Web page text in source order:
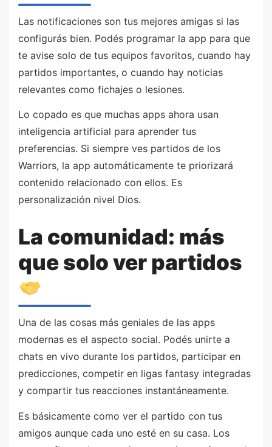
Las notificaciones son tus mejores amigas si las
configurás bien. Podés programar la app para que
te avise solo de tus equipos favoritos, cuando hay
partidos importantes, o cuando hay noticias
relevantes como fichajes o lesiones.
Lo copado es que muchas apps ahora usan
inteligencia artificial para aprender tus
preferencias. Si siempre ves partidos de los
Warriors, la app automáticamente te priorizará
contenido relacionado con ellos. Es
personalización nivel Dios.
La comunidad: más
que solo ver partidos
Una de las cosas más geniales de las apps
modernas es el aspecto social. Podés unirte a
chats en vivo durante los partidos, participar en
predicciones, competir en ligas fantasy integradas
y compartir tus reacciones instantáneamente.
Es básicamente como ver el partido con tus
amigos aunque cada uno esté en su casa. Los